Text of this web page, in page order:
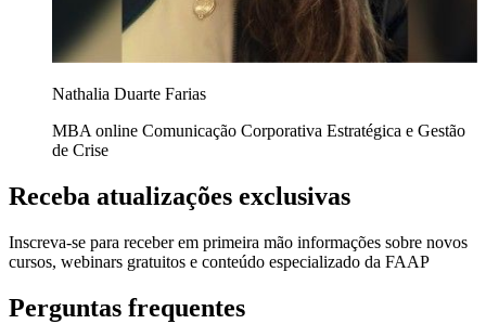
Nathalia Duarte Farias
MBA online Comunicação Corporativa Estratégica e Gestão
de Crise
Receba atualizações exclusivas
Inscreva-se para receber em primeira mão informações sobre novos
cursos, webinars gratuitos e conteúdo especializado da FAAP
Perguntas frequentes